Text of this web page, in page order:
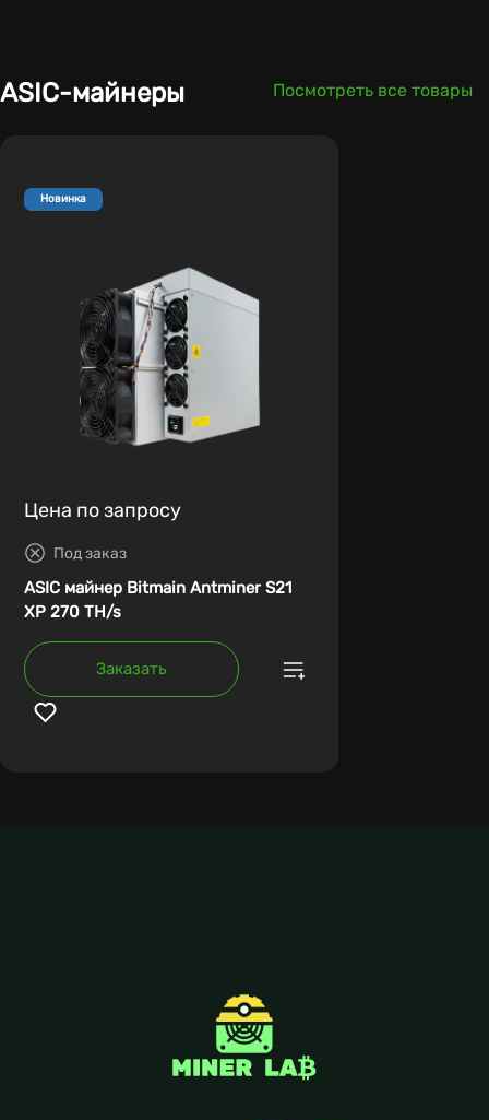
ASIC-майнеры Посмотреть все товары
Новинка
Цена по запросу
Под заказ
ASIC майнер Bitmain Antminer S21
XP 270 TH/s
Заказать